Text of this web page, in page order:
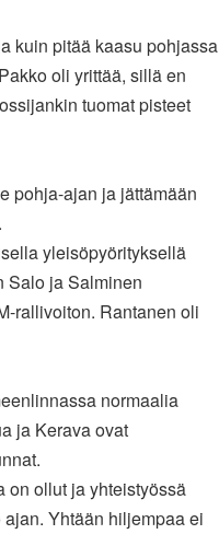
kuin pitää kaasu pohjassa
oli yrittää, sillä en
tuomat pisteet
pohja-ajan ja jättämään
yleisöpyörityksellä
Salo ja Salminen
rallivoiton. Rantanen oli
normaalia
ja Kerava ovat
on ollut ja yhteistyössä
Yhtään hiljempaa ei